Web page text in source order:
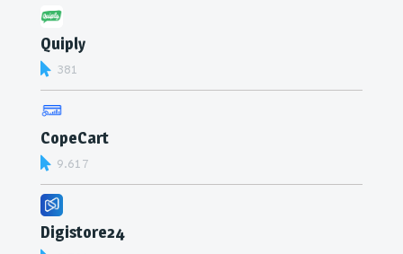
Quiply
381
CopeCart
9.617
Digistore24